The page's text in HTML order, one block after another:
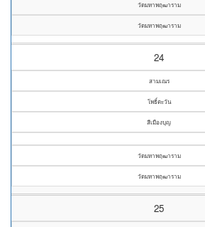
วัดมหาพฤฒาราม
วัดมหาพฤฒาราม
24
สามเณร
โพธิ์ตะวัน
สีเมืองบุญ
วัดมหาพฤฒาราม
วัดมหาพฤฒาราม
25